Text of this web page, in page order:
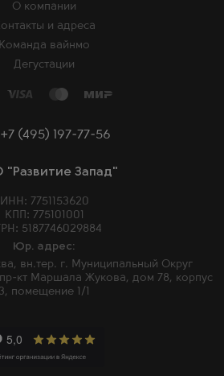
+7 (495) 197-77-56
Запад"
ИНН: 7751153620
КПП: 775101001
5187746029884
Юр. адрес:
вн.тер. г. Муниципальный Округ
кт Маршала Жукова, дом 78, корпус
3, помещение 1/1
О компании
и адреса
Команда вайнмо
Дегустации